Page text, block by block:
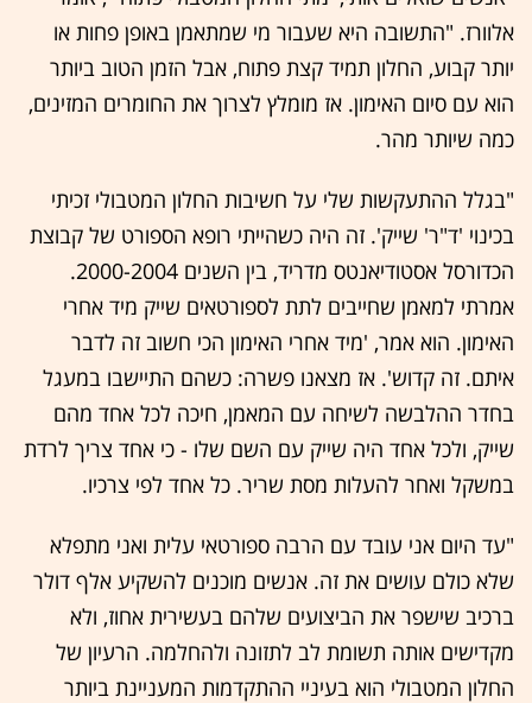
אלוורז. "התשובה היא שעבור מי שמתאמן באופן פחות או
יותר קבוע, החלון תמיד קצת פתוח, אבל הזמן הטוב ביותר
הוא עם סיום האימון. אז מומלץ לצרוך את החומרים המזינים,
כמה שיותר מהר.
"בגלל ההתעקשות שלי על חשיבות החלון המטבולי זכיתי
בכינוי 'ד"ר' שייק'. זה היה כשהייתי רופא הספורט של קבוצת
הכדורסל אסטודיאנטס מדריד, בין השנים 2000-2004.
אמרתי למאמן שחייבים לתת לספורטאים שייק מיד אחרי
האימון. הוא אמר, 'מיד אחרי האימון הכי חשוב זה לדבר
איתם. זה קדוש'. אז מצאנו פשרה: כשהם התיישבו במעגל
בחדר ההלבשה לשיחה עם המאמן, חיכה לכל אחד מהם
שייק, ולכל אחד היה שייק עם השם שלו - כי אחד צריך לרדת
במשקל ואחר להעלות מסת שריר. כל אחד לפי צרכיו.
"עד היום אני עובד עם הרבה ספורטאי עלית ואני מתפלא
שלא כולם עושים את זה. אנשים מוכנים להשקיע אלף דולר
ברכיב שישפר את הביצועים שלהם בעשירית אחוז, ולא
מקדישים אותה תשומת לב לתזונה ולהחלמה. הרעיון של
החלון המטבולי הוא בעיניי ההתקדמות המעניינת ביותר